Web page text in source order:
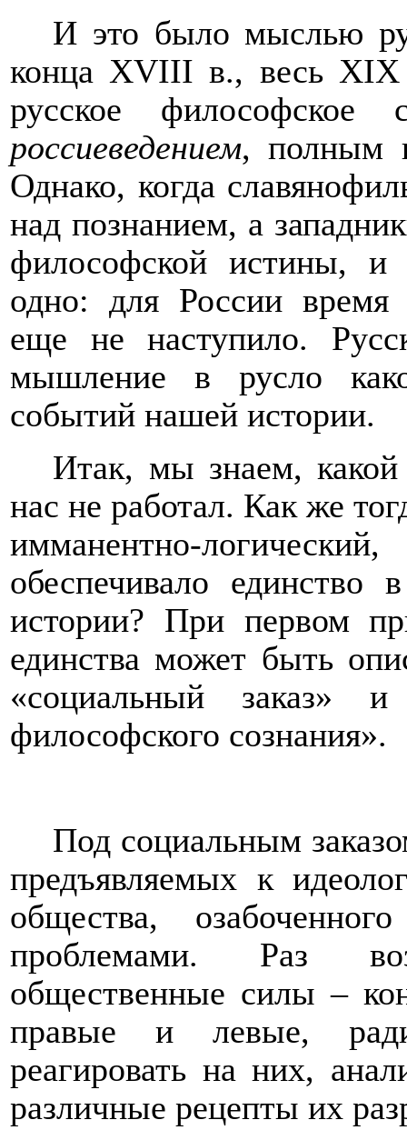
И это было мыслью
конца XVIII в., весь XIX
русское
россиеведением, полным
Однако, когда
над познанием, а
философской истины, и
одно: для России время
еще не наступило.
мышление в русло
событий нашей истории.
Итак, мы знаем, какой
нас не работал. Как же
имманентно-
обеспечивало единство
истории? При первом
единства может быть
«социальный заказ»
философского сознания».
Под социальным
предъявляемых к
общества,
проблемами. Раз
общественные силы –
правые и левые,
реагировать на них,
различные рецепты их